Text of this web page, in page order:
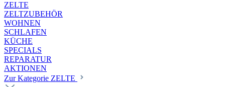
ZELTE
ZELTZUBEHÖR
WOHNEN
SCHLAFEN
KÜCHE
SPECIALS
REPARATUR
AKTIONEN
Zur Kategorie ZELTE